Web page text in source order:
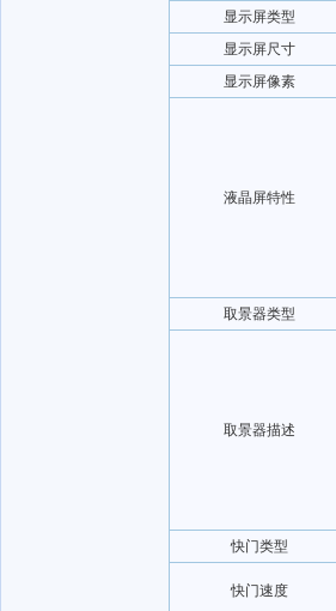
显示屏类型
显示屏尺寸
显示屏像素
液晶屏特性
取景器类型
取景器描述
快门类型
快门速度